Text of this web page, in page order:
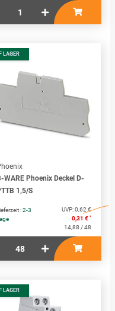
LAGER
WARE Phoenix Deckel D-
1,5/S
:2-3
UVP:0,62 €
0,31 € *
14,88 / 48
LAGER